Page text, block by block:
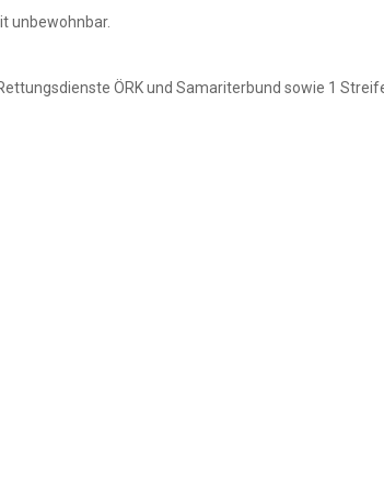
unbewohnbar.
ÖRK und Samariterbund sowie 1